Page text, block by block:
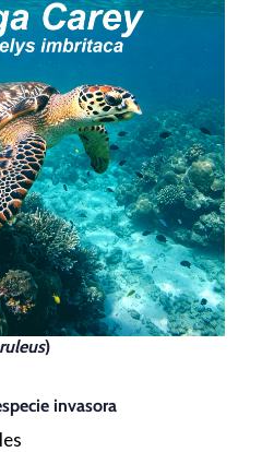
)
invasora